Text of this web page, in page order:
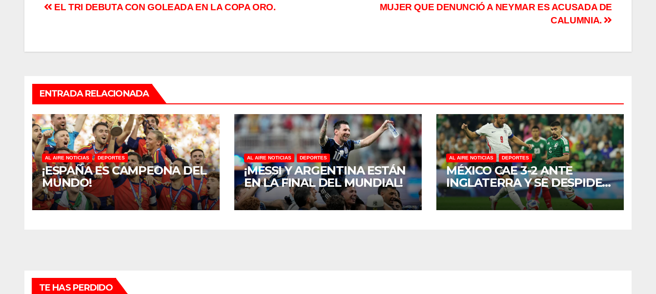
Navegación
entradas
MUJER QUE DENUNCIÓ A NEYMAR ES ACUSADA DE
CALUMNIA.
EL TRI DEBUTA CON GOLEADA EN LA COPA ORO.
ENTRADA RELACIONADA
AL AIRE NOTICIAS DEPORTES
¡ESPAÑA ES CAMPEONA DEL
MUNDO!
AL AIRE NOTICIAS DEPORTES
¡MESSI Y ARGENTINA ESTÁN
EN LA FINAL DEL MUNDIAL!
AL AIRE NOTICIAS DEPORTES
MÉXICO CAE 3-2 ANTE
INGLATERRA Y SE DESPIDE
DEL MUNDIAL 2026 EN
OCTAVOS DE FINAL
TE HAS PERDIDO